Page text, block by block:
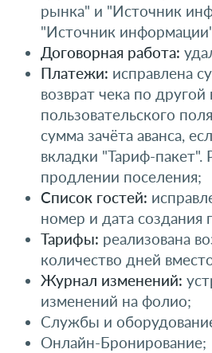
рынка" и "Источник
"Источник
Договорная работа:
Платежи: исправлена
возврат чека по
пользовательского
сумма зачёта аванса,
вкладки "Тариф-пакет".
продлении поселения;
Список гостей:
номер и дата создания
Тарифы: реализована
количество дней
Журнал изменений:
изменений на фолио;
Службы и
Онлайн-Бронирование;